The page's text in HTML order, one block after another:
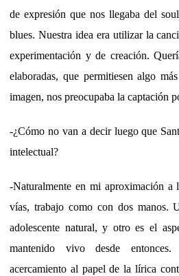
de expresión que nos llegaba del
blues. Nuestra idea era utilizar la
experimentación y de creación.
elaboradas, que permitiesen algo
imagen, nos preocupaba la captación
-¿Cómo no van a decir luego que
intelectual?
-Naturalmente en mi aproximación a
vías, trabajo como con dos manos.
adolescente natural, y otro es el
mantenido vivo desde
acercamiento al papel de la lírica